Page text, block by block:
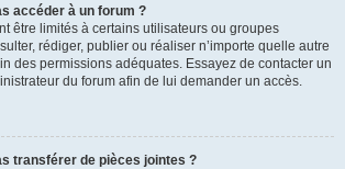
accéder à un forum ?
être limités à certains utilisateurs ou groupes
rédiger, publier ou réaliser n’importe quelle autre
des permissions adéquates. Essayez de contacter un
du forum afin de lui demander un accès.
transférer de pièces jointes ?